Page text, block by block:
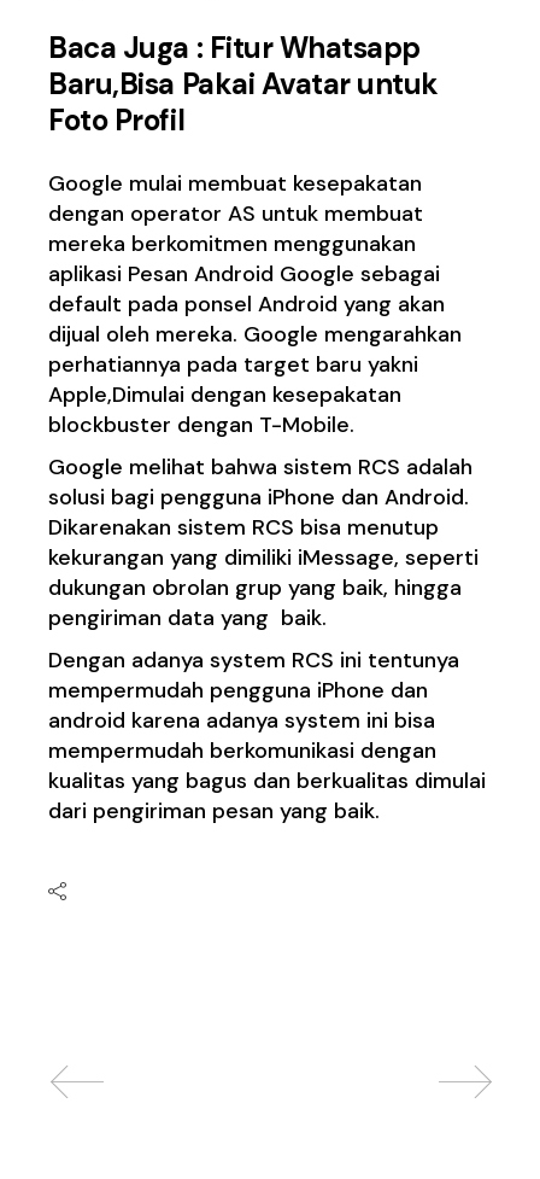
Baca Juga : Fitur Whatsapp
Baru,Bisa Pakai Avatar untuk
Foto Profil
Google mulai membuat kesepakatan
dengan operator AS untuk membuat
mereka berkomitmen menggunakan
aplikasi Pesan Android Google sebagai
default pada ponsel Android yang akan
dijual oleh mereka. Google mengarahkan
perhatiannya pada target baru yakni
Apple,Dimulai dengan kesepakatan
blockbuster dengan T-Mobile.
Google melihat bahwa sistem RCS adalah
solusi bagi pengguna iPhone dan Android.
Dikarenakan sistem RCS bisa menutup
kekurangan yang dimiliki iMessage, seperti
dukungan obrolan grup yang baik, hingga
pengiriman data yang baik.
Dengan adanya system RCS ini tentunya
mempermudah pengguna iPhone dan
android karena adanya system ini bisa
mempermudah berkomunikasi dengan
kualitas yang bagus dan berkualitas dimulai
dari pengiriman pesan yang baik.